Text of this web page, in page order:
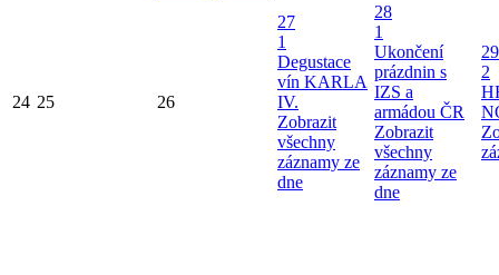
24 25 26
27
1
Degustace
vín KARLA
IV.
Zobrazit
všechny
záznamy ze
dne
28
1
Ukončení
prázdnin s
IZS a
armádou ČR
Zobrazit
všechny
záznamy ze
dne
29
2